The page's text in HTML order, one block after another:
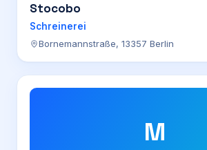
Stocobo
Schreinerei
Bornemannstraße, 13357 Berlin
M